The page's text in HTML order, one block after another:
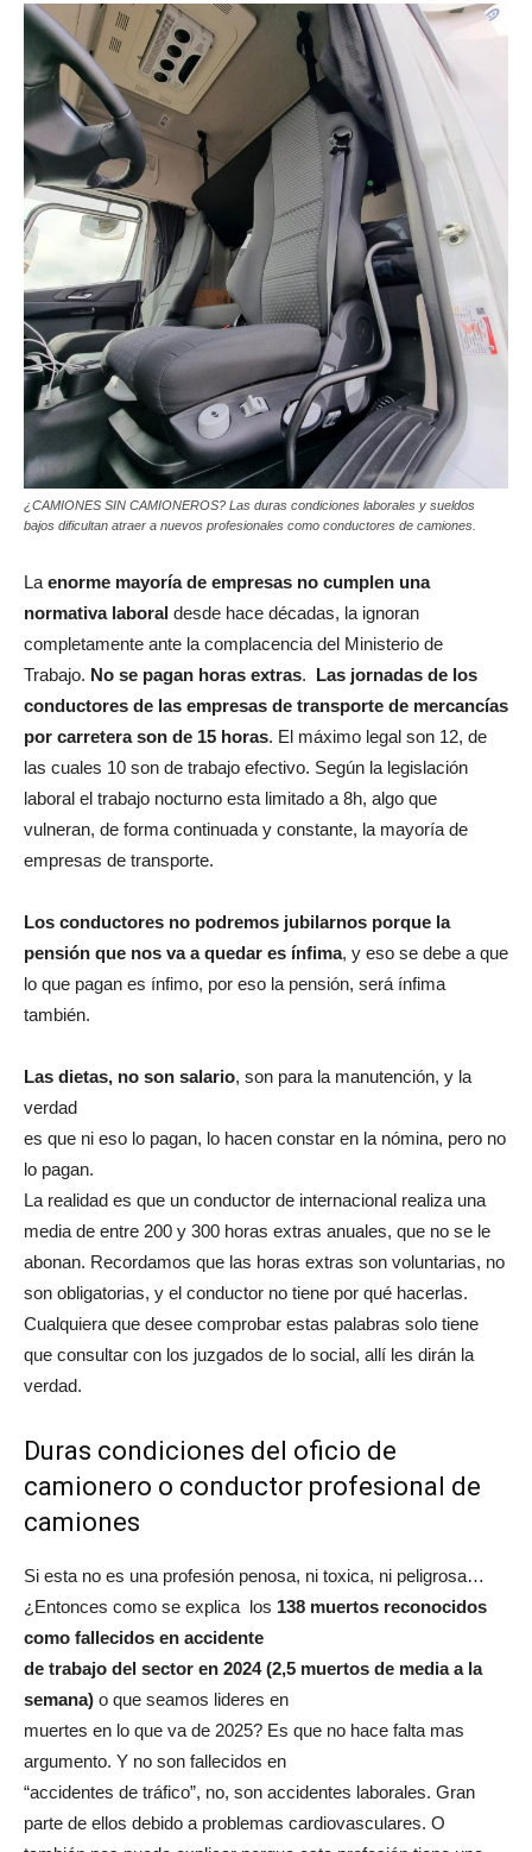
¿CAMIONES SIN CAMIONEROS? Las duras condiciones laborales y sueldos
bajos dificultan atraer a nuevos profesionales como conductores de camiones.
La enorme mayoría de empresas no cumplen una
normativa laboral desde hace décadas, la ignoran
completamente ante la complacencia del Ministerio de
Trabajo. No se pagan horas extras. Las jornadas de los
conductores de las empresas de transporte de mercancías
por carretera son de 15 horas. El máximo legal son 12, de
las cuales 10 son de trabajo efectivo. Según la legislación
laboral el trabajo nocturno esta limitado a 8h, algo que
vulneran, de forma continuada y constante, la mayoría de
empresas de transporte.
Los conductores no podremos jubilarnos porque la
pensión que nos va a quedar es ínfima, y eso se debe a que
lo que pagan es ínfimo, por eso la pensión, será ínfima
también.
Las dietas, no son salario, son para la manutención, y la
verdad
es que ni eso lo pagan, lo hacen constar en la nómina, pero no
lo pagan.
La realidad es que un conductor de internacional realiza una
media de entre 200 y 300 horas extras anuales, que no se le
abonan. Recordamos que las horas extras son voluntarias, no
son obligatorias, y el conductor no tiene por qué hacerlas.
Cualquiera que desee comprobar estas palabras solo tiene
que consultar con los juzgados de lo social, allí les dirán la
verdad.
Duras condiciones del oficio de
camionero o conductor profesional de
camiones
Si esta no es una profesión penosa, ni toxica, ni peligrosa…
¿Entonces como se explica los 138 muertos reconocidos
como fallecidos en accidente
de trabajo del sector en 2024 (2,5 muertos de media a la
semana) o que seamos lideres en
muertes en lo que va de 2025? Es que no hace falta mas
argumento. Y no son fallecidos en
“accidentes de tráfico”, no, son accidentes laborales. Gran
parte de ellos debido a problemas cardiovasculares. O